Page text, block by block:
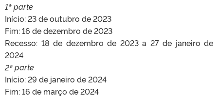
1ª parte
Início: 23 de outubro de 2023
Fim: 16 de dezembro de 2023
Recesso: 18 de dezembro de 2023 a 27 de janeiro de
2024
2ª parte
Início: 29 de janeiro de 2024
Fim: 16 de março de 2024